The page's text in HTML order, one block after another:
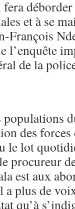
et à se
François
l’enquête
de la
populations
des forces
le lot
procureur
est aux
plus de
qu’à